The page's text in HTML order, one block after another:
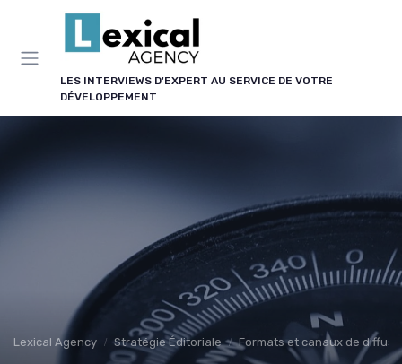
LES INTERVIEWS D'EXPERT AU SERVICE DE VOTRE
DÉVELOPPEMENT
Lexical Agency Stratégie Éditoriale Formats et canaux de
Panneau de gestion des cookies